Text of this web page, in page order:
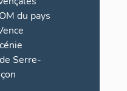
du pays
Serre-